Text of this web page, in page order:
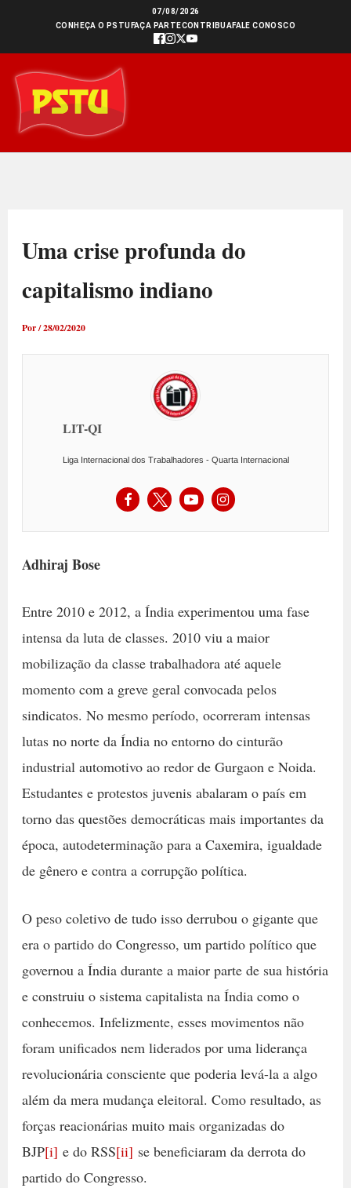
conteúdo
07/08/2026
CONHEÇA O PSTU FAÇA PARTECONTRIBUAFALE CONOSCO
Uma crise profunda do
capitalismo indiano
Por/28/02/2020
LIT-QI
Liga Internacional dos Trabalhadores - Quarta Internacional
Adhiraj Bose
Entre 2010 e 2012, a Índia experimentou uma fase
intensa da luta de classes. 2010 viu a maior
mobilização da classe trabalhadora até aquele
momento com a greve geral convocada pelos
sindicatos. No mesmo período, ocorreram intensas
lutas no norte da Índia no entorno do cinturão
industrial automotivo ao redor de Gurgaon e Noida.
Estudantes e protestos juvenis abalaram o país em
torno das questões democráticas mais importantes da
época, autodeterminação para a Caxemira, igualdade
de gênero e contra a corrupção política.
O peso coletivo de tudo isso derrubou o gigante que
era o partido do Congresso, um partido político que
governou a Índia durante a maior parte de sua história
e construiu o sistema capitalista na Índia como o
conhecemos. Infelizmente, esses movimentos não
foram unificados nem liderados por uma liderança
revolucionária consciente que poderia levá-la a algo
além da mera mudança eleitoral. Como resultado, as
forças reacionárias muito mais organizadas do
BJP[i] e do RSS[ii] se beneficiaram da derrota do
partido do Congresso.